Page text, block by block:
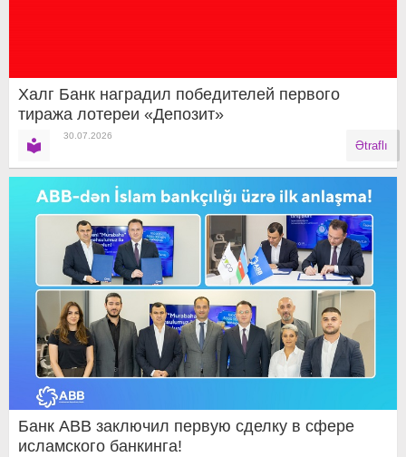
Халг Банк наградил победителей первого
тиража лотереи «Депозит»
30.07.2026
Ətraflı
Банк ABB заключил первую сделку в сфере
исламского банкинга!